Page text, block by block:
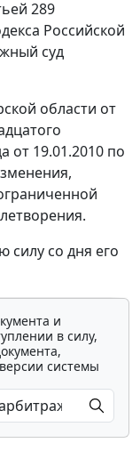
289
Российской
суд
области от
от 19.01.2010 по
силу со дня его
и
в силу,
системы